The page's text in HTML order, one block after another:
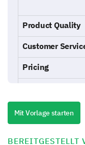
Product Quality
Customer
Pricing
Brand Reputation
Mit Vorlage starten
BEREITGESTELLT